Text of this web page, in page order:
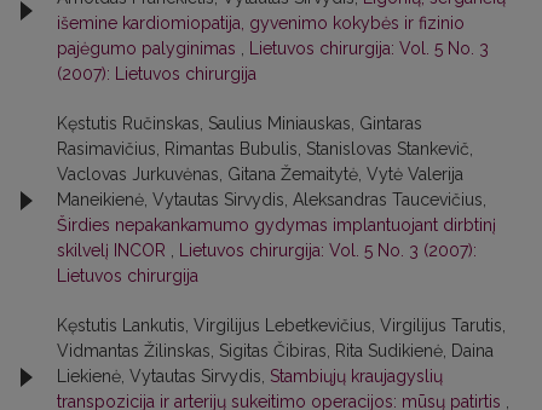
išemine kardiomiopatija, gyvenimo kokybės ir fizinio
pajėgumo palyginimas
Lietuvos chirurgija: Vol. 5 No. 3
(2007): Lietuvos chirurgija
Kęstutis Ručinskas, Saulius Miniauskas, Gintaras
Rasimavičius, Rimantas Bubulis, Stanislovas Stankevič,
Vaclovas Jurkuvėnas, Gitana Žemaitytė, Vytė Valerija
Maneikienė, Vytautas Sirvydis, Aleksandras Taucevičius,
Širdies nepakankamumo gydymas implantuojant dirbtinį
skilvelį INCOR
Lietuvos chirurgija: Vol. 5 No. 3 (2007):
Lietuvos chirurgija
Kęstutis Lankutis, Virgilijus Lebetkevičius, Virgilijus Tarutis,
Vidmantas Žilinskas, Sigitas Čibiras, Rita Sudikienė, Daina
Liekienė, Vytautas Sirvydis, Stambiųjų kraujagyslių
transpozicija ir arterijų sukeitimo operacijos: mūsų patirtis